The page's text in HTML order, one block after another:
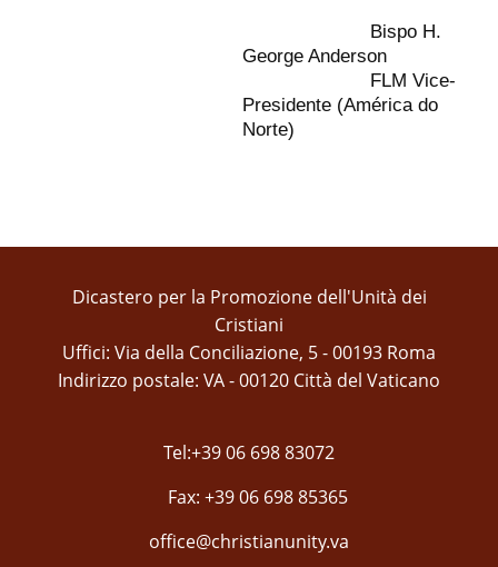
Bispo H.
George Anderson
FLM Vice-
Presidente (América do
Norte)
Dicastero per la Promozione dell'Unità dei
Cristiani
Uffici: Via della Conciliazione, 5 - 00193 Roma
Indirizzo postale: VA - 00120 Città del Vaticano
Tel:+39 06 698 83072
Fax: +39 06 698 85365
office@christianunity.va